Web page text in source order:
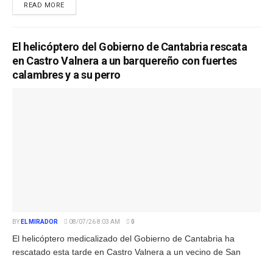
READ MORE
El helicóptero del Gobierno de Cantabria rescata
en Castro Valnera a un barquereño con fuertes
calambres y a su perro
BY EL MIRADOR 08/07/26 8:03 AM 0
El helicóptero medicalizado del Gobierno de Cantabria ha
rescatado esta tarde en Castro Valnera a un vecino de San